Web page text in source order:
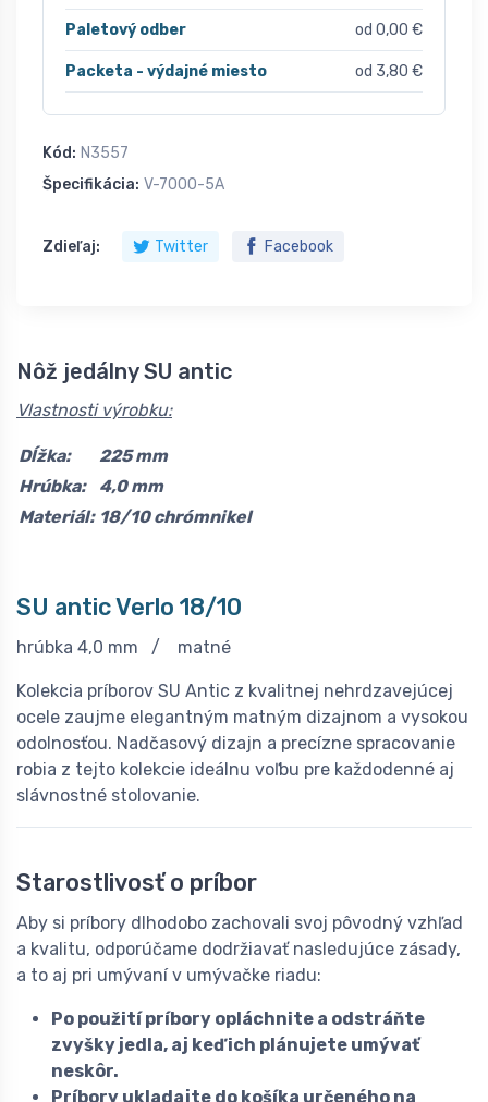
Paletový odber od 0,00 €
Packeta - výdajné miesto od 3,80 €
Kód: N3557
Špecifikácia: V-7000-5A
Zdieľaj: Twitter Facebook
Nôž jedálny SU antic
Vlastnosti výrobku:
Dĺžka:
225 mm
Hrúbka:
4,0 mm
Materiál: 18/10 chrómnikel
SU antic Verlo 18/10
hrúbka 4,0 mm / matné
Kolekcia príborov SU Antic z kvalitnej nehrdzavejúcej
ocele zaujme elegantným matným dizajnom a vysokou
odolnosťou. Nadčasový dizajn a precízne spracovanie
robia z tejto kolekcie ideálnu voľbu pre každodenné aj
slávnostné stolovanie.
Starostlivosť o príbor
Aby si príbory dlhodobo zachovali svoj pôvodný vzhľad
a kvalitu, odporúčame dodržiavať nasledujúce zásady,
a to aj pri umývaní v umývačke riadu:
Po použití príbory opláchnite a odstráňte
zvyšky jedla, aj keď ich plánujete umývať
neskôr.
Príbory ukladajte do košíka určeného na